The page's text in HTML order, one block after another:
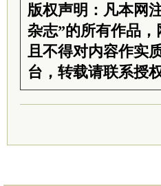
版权声明：凡本网
杂志”的所有作品
且不得对内容作实
台，转载请联系授